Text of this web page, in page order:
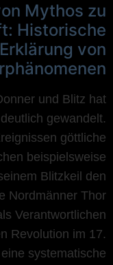
Mythos zu
Historische
von
und Blitz hat
gewandelt.
göttliche
beispielsweise
Blitzkeil den
Nordmänner Thor
Verantwortlichen
Revolution im 17.
systematische